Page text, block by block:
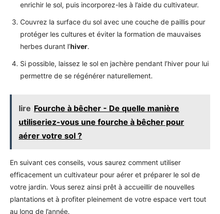
enrichir le sol, puis incorporez-les à l’aide du cultivateur.
Couvrez la surface du sol avec une couche de paillis pour
protéger les cultures et éviter la formation de mauvaises
herbes durant l’hiver.
Si possible, laissez le sol en jachère pendant l’hiver pour lui
permettre de se régénérer naturellement.
lire Fourche à bêcher - De quelle manière
utiliseriez-vous une fourche à bêcher pour
aérer votre sol ?
En suivant ces conseils, vous saurez comment utiliser
efficacement un cultivateur pour aérer et préparer le sol de
votre jardin. Vous serez ainsi prêt à accueillir de nouvelles
plantations et à profiter pleinement de votre espace vert tout
au long de l’année.